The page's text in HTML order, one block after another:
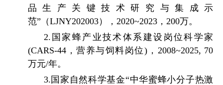
品生产关键技术研究与集成示
范”（LJNY202003）， 2020~2023， 200万。
2. 国家蜂产业技术体系建设岗位科学家
(CARS-44，营养与饲料岗位)， 2008~2025, 70
万元/年。
3. 国家自然科学基金“中华蜜蜂小分子热激